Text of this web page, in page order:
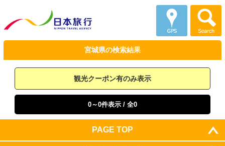
宮城県の検索結果
観光クーポン有のみ表示
0～0件表示 / 全0
PAGE TOP